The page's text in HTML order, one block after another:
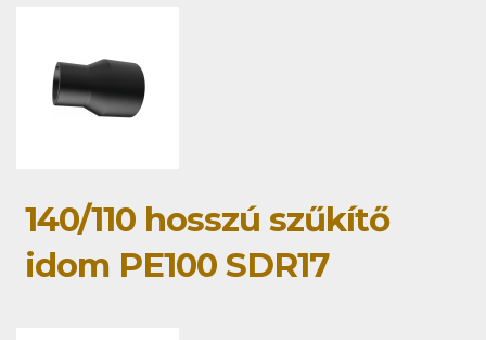
140/110 hosszú szűkítő
idom PE100 SDR17